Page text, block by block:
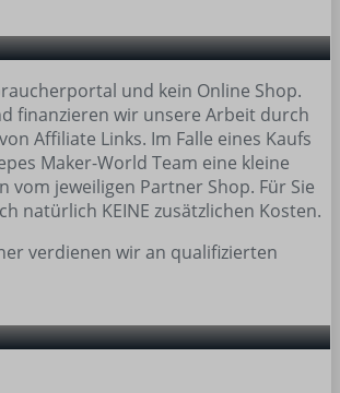
und kein Online Shop.
finanzieren wir unsere Arbeit durch
Affiliate Links. Im Falle eines Kaufs
Maker-World Team eine kleine
vom jeweiligen Partner Shop. Für Sie
natürlich KEINE zusätzlichen Kosten.
verdienen wir an qualifizierten